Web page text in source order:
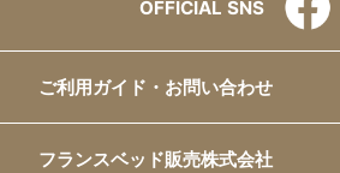
OFFICIAL SNS
ご利用ガイド・お問い合わせ
フランスベッド販売株式会社